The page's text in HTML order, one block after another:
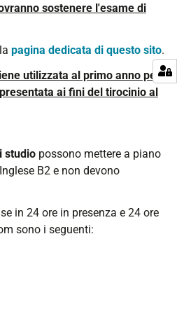
sostenere l'esame di
pagina dedicata di questo sito.
utilizzata al primo anno per il
ai fini del tirocinio al
studio possono mettere a piano
B2 e non devono
in 24 ore in presenza e 24 ore
sono i seguenti: